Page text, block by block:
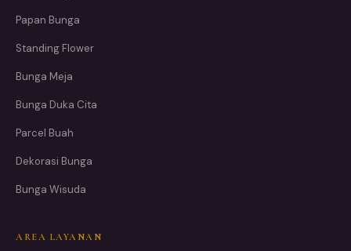
Papan Bunga
Standing Flower
Bunga Meja
Bunga Duka Cita
Parcel Buah
Dekorasi Bunga
Bunga Wisuda
AREA LAYANAN